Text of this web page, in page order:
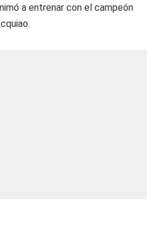
a entrenar con el campeón